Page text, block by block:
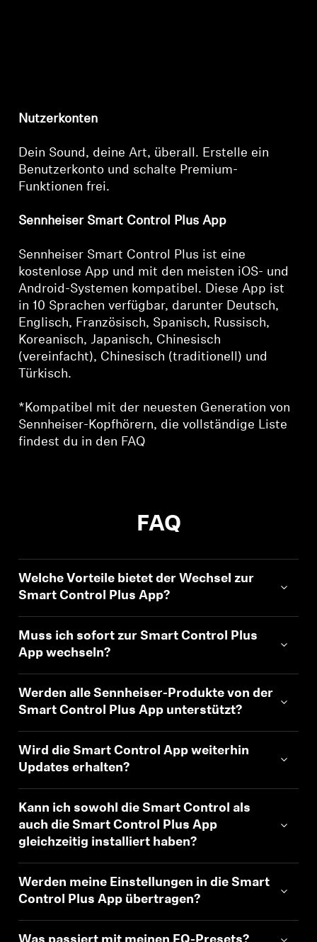
Nutzerkonten
Dein Sound, deine Art, überall. Erstelle ein
Benutzerkonto und schalte Premium-
Funktionen frei.
Sennheiser Smart Control Plus App
Sennheiser Smart Control Plus ist eine
kostenlose App und mit den meisten iOS- und
Android-Systemen kompatibel. Diese App ist
in 10 Sprachen verfügbar, darunter Deutsch,
Englisch, Französisch, Spanisch, Russisch,
Koreanisch, Japanisch, Chinesisch
(vereinfacht), Chinesisch (traditionell) und
Türkisch.
*Kompatibel mit der neuesten Generation von
Sennheiser-Kopfhörern, die vollständige Liste
findest du in den FAQ
FAQ
Welche Vorteile bietet der Wechsel zur
Smart Control Plus App?
Muss ich sofort zur Smart Control Plus
App wechseln?
Werden alle Sennheiser-Produkte von der
Smart Control Plus App unterstützt?
Wird die Smart Control App weiterhin
Updates erhalten?
Kann ich sowohl die Smart Control als
auch die Smart Control Plus App
gleichzeitig installiert haben?
Werden meine Einstellungen in die Smart
Control Plus App übertragen?